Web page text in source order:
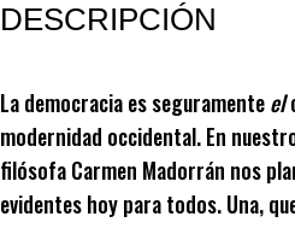
DESCRIPCIÓN
La democracia es seguramenteel
modernidad occidental. En
filósofa Carmen Madorrán nos
evidentes hoy para todos. Una,